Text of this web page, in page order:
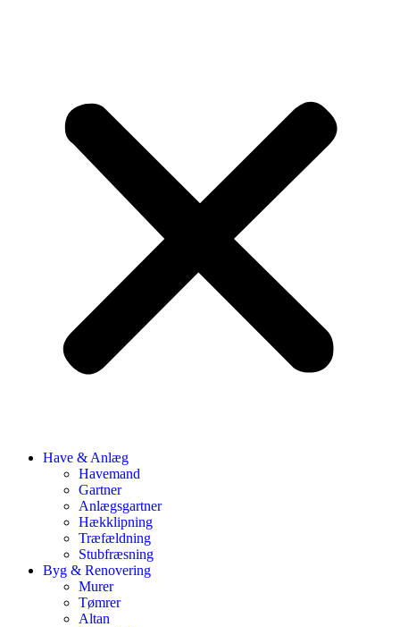
Have & Anlæg
Havemand
Gartner
Anlægsgartner
Hækklipning
Træfældning
Stubfræsning
Byg & Renovering
Murer
Tømrer
Altan